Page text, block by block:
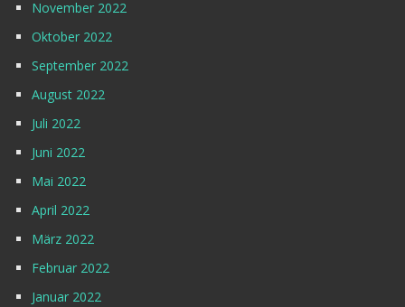
November 2022
Oktober 2022
September 2022
August 2022
Juli 2022
Juni 2022
Mai 2022
April 2022
März 2022
Februar 2022
Januar 2022